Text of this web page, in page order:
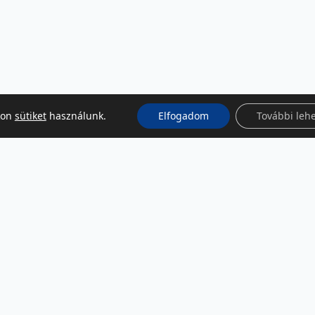
sütikethasználunk. Elfogadom További